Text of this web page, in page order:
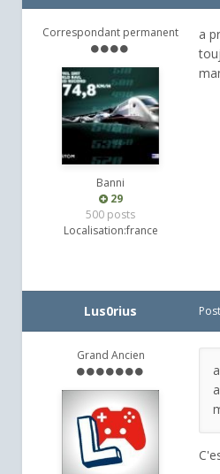
Correspondant permanent
Banni
29
500 posts
Localisation:france
a
Lus0rius
Grand Ancien